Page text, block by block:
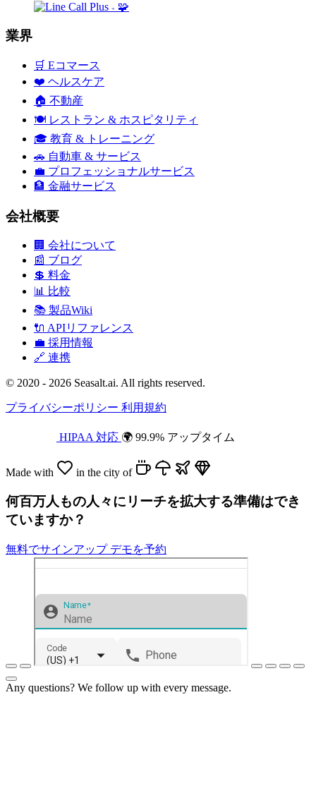
+ 🧩
業界
🛒 Eコマース
❤️ ヘルスケア
🏠 不動産
🍽️ レストラン & ホスピタリティ
🎓 教育 & トレーニング
🚗 自動車 & サービス
💼 プロフェッショナルサービス
🏦 金融サービス
会社概要
🏢 会社について
📰 ブログ
💲 料金
📊 比較
📚 製品Wiki
🔌 APIリファレンス
💼 採用情報
🔗 連携
© 2020 - 2026 Seasalt.ai. All rights reserved.
プライバシーポリシー 利用規約
HIPAA 対応 🌍 99.9% アップタイム
Made with in the city of
何百万人もの人々にリーチを拡大する準備はでき
ていますか？
無料でサインアップ デモを予約
Any questions? We follow up with every message.